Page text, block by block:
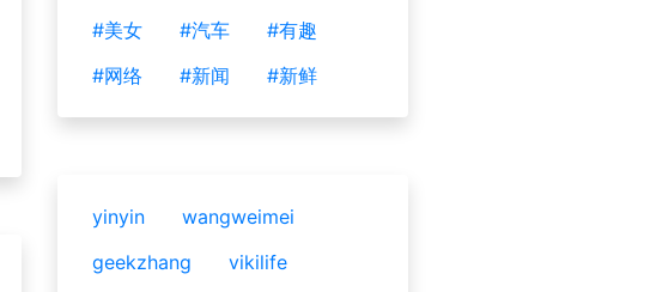
#美女
#汽车
#有趣
#网络
#新闻 #新鲜
yinyin
wangweimei
geekzhang
vikilife